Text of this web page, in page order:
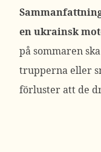
en ukrainsk
på sommaren
trupperna eller
förluster att de